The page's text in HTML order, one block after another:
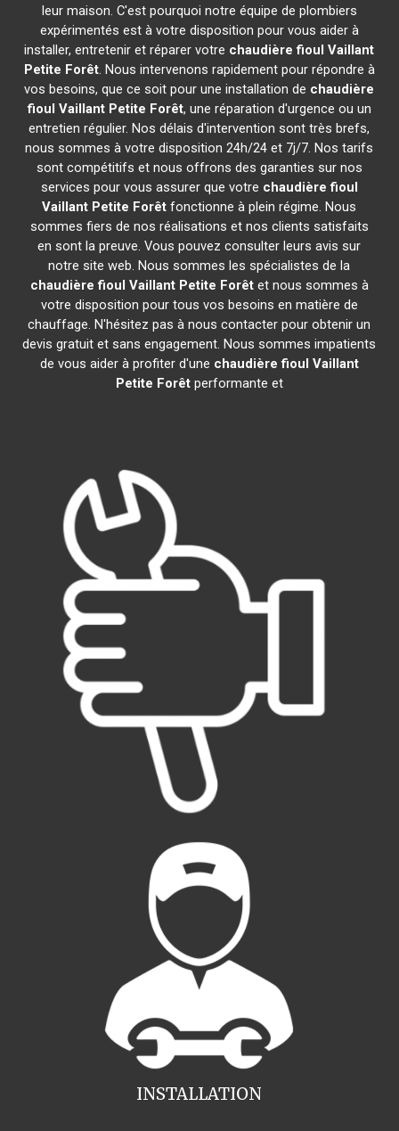
leur maison. C'est pourquoi notre équipe de plombiers
expérimentés est à votre disposition pour vous aider à
installer, entretenir et réparer votre chaudière fioul Vaillant
Petite Forêt. Nous intervenons rapidement pour répondre à
vos besoins, que ce soit pour une installation de chaudière
fioul Vaillant Petite Forêt, une réparation d'urgence ou un
entretien régulier. Nos délais d'intervention sont très brefs,
nous sommes à votre disposition 24h/24 et 7j/7. Nos tarifs
sont compétitifs et nous offrons des garanties sur nos
services pour vous assurer que votre chaudière fioul
Vaillant Petite Forêt fonctionne à plein régime. Nous
sommes fiers de nos réalisations et nos clients satisfaits
en sont la preuve. Vous pouvez consulter leurs avis sur
notre site web. Nous sommes les spécialistes de la
chaudière fioul Vaillant Petite Forêtet nous sommes à
votre disposition pour tous vos besoins en matière de
chauffage. N'hésitez pas à nous contacter pour obtenir un
devis gratuit et sans engagement. Nous sommes impatients
de vous aider à profiter d'une chaudière fioul Vaillant
Petite Forêtperformante et
INSTALLATION